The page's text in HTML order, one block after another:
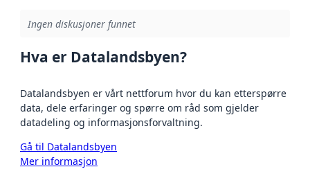
Ingen diskusjoner funnet
Hva er Datalandsbyen?
Datalandsbyen er vårt nettforum hvor du kan etterspørre
data, dele erfaringer og spørre om råd som gjelder
datadeling og informasjonsforvaltning.
Gå til Datalandsbyen
Mer informasjon